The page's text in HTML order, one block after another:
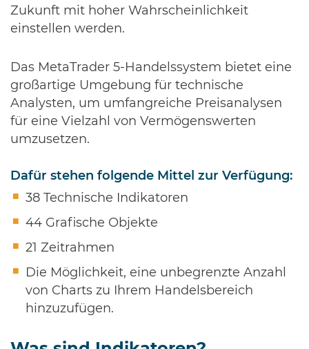
Zukunft mit hoher Wahrscheinlichkeit
einstellen werden.
Das MetaTrader 5-Handelssystem bietet eine
großartige Umgebung für technische
Analysten, um umfangreiche Preisanalysen
für eine Vielzahl von Vermögenswerten
umzusetzen.
Dafür stehen folgende Mittel zur Verfügung:
38 Technische Indikatoren
44 Grafische Objekte
21 Zeitrahmen
Die Möglichkeit, eine unbegrenzte Anzahl
von Charts zu Ihrem Handelsbereich
hinzuzufügen.